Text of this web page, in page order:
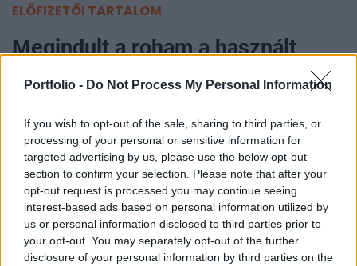
Portfolio - Do Not Process My Personal Information
If you wish to opt-out of the sale, sharing to third parties, or
processing of your personal or sensitive information for
targeted advertising by us, please use the below opt-out
section to confirm your selection. Please note that after your
opt-out request is processed you may continue seeing
interest-based ads based on personal information utilized by
us or personal information disclosed to third parties prior to
your opt-out. You may separately opt-out of the further
disclosure of your personal information by third parties on the
ELŐFIZETŐI TARTALOM
Megindult a roham a használt
elektromos autókért
2026. június 18. 06:16
Az iráni háború következtében megugró
üzemanyagárak egész Európában fokozzák az új
és a használt elektromos autók iránti keresletet,
jóllehet egyes iparági szereplők arra
figyelmeztetnek, hogy a benzinárak esetleges